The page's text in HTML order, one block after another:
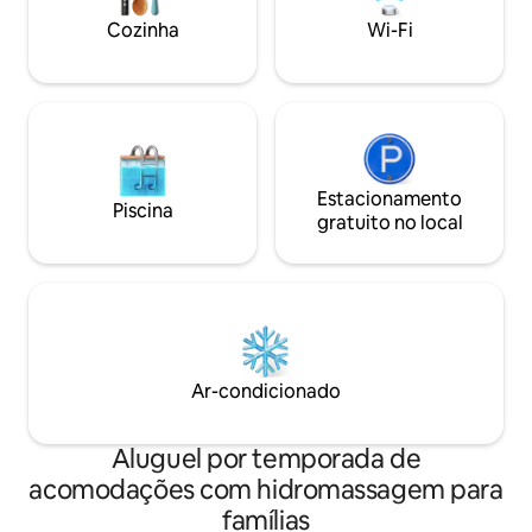
uma estadia
inverno.
Cozinha Wi-Fi
Piscina
Estacionamento
gratuito no local
Ar-condicionado
Aluguel por temporada de
acomodações com hidromassagem para
famílias